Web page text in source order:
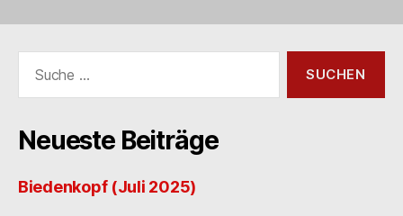
nach:
Neueste Beiträge
Biedenkopf (Juli 2025)